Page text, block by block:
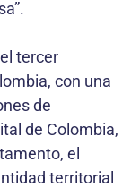
tercer
con una
de
de Colombia,
el
territorial